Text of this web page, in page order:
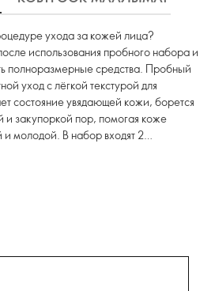
ухода за кожей лица?
использования пробного набора и
полноразмерные средства. Пробный
уход с лёгкой текстурой для
состояние увядающей кожи, борется
и закупоркой пор, помогая коже
и молодой. В набор входят 2